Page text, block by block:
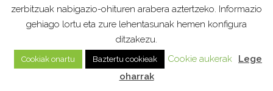
zerbitzuak nabigazio-ohituren arabera aztertzeko. Informazio
gehiago lortu eta zure lehentasunak hemen konfigura
ditzakezu.
Cookiak onartu Baztertu cookieak Cookie aukerak
Lege
oharrak